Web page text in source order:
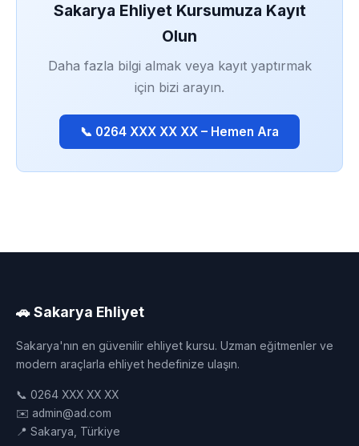
Sakarya Ehliyet Kursumuza Kayıt
Olun
Daha fazla bilgi almak veya kayıt yaptırmak
için bizi arayın.
📞 0264 XXX XX XX – Hemen Ara
🚗 Sakarya Ehliyet
Sakarya'nın en güvenilir ehliyet kursu. Uzman eğitmenler ve
modern araçlarla ehliyet hedefinize ulaşın.
📞 0264 XXX XX XX
✉️ admin@ad.com
📍 Sakarya, Türkiye